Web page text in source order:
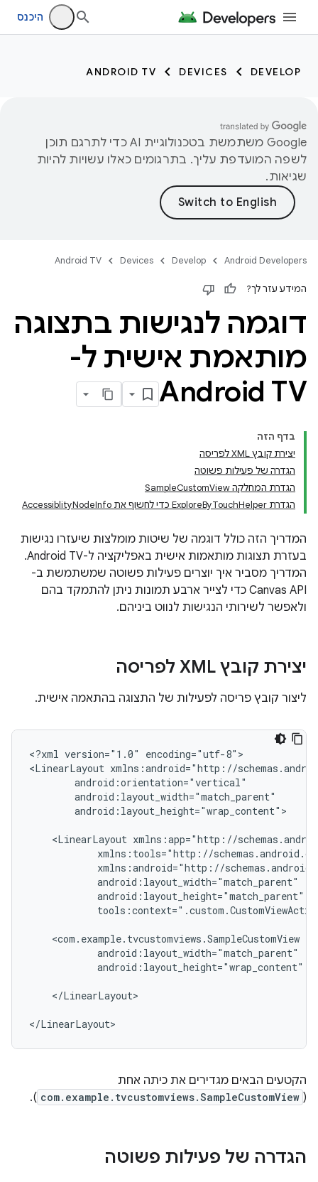
היכנס
DEVELOP
DEVICES
ANDROID TV
‫Google משתמשת בטכנולוגיית AI כדי לתרגם תוכן
לשפה המועדפת עליך. בתרגומים כאלו עשויות להיות
שגיאות.
Android Developers
Develop
Devices
Android TV
המידע עזר לך?
דוגמה לנגישות בתצוגה
מותאמת אישית ל-
Android TV
בדף הזה
יצירת קובץ XML לפריסה
הגדרה של פעילות פשוטה
הגדרת המחלקה SampleCustomView
הגדרת ExploreByTouchHelper כדי לחשוף את AccessiblityNodeInfo
המדריך הזה כולל דוגמה של שיטות מומלצות שיעזרו נגישות
בעזרת תצוגות מותאמות אישית באפליקציה ל-Android TV.
המדריך מסביר איך יוצרים פעילות פשוטה שמשתמשת ב-
Canvas API כדי לצייר ארבע תמונות ניתן להתמקד בהם
ולאפשר לשירותי הנגישות לנווט ביניהם.
יצירת קובץ XML לפריסה
ליצור קובץ פריסה לפעילות של התצוגה בהתאמה אישית.
<?xml version="1.0"
encoding="utf-8">
<LinearLayout
android:layout_height="wrap_content">
<LinearLayout
android:layout_height="wrap_content"
</LinearLayout>
</LinearLayout>
הקטעים הבאים מגדירים את כיתה אחת
(
com.example.tvcustomviews.SampleCustomView
).
הגדרה של פעילות פשוטה